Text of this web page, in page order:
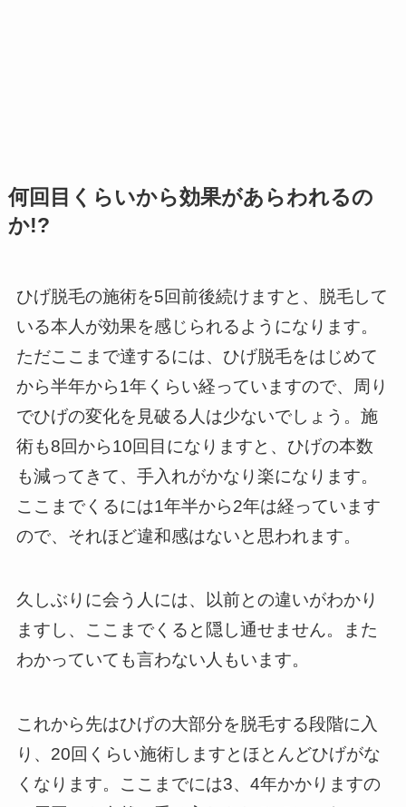
何回目くらいから効果があらわれるの
か!?
ひげ脱毛の施術を5回前後続けますと、脱毛して
いる本人が効果を感じられるようになります。
ただここまで達するには、ひげ脱毛をはじめて
から半年から1年くらい経っていますので、周り
でひげの変化を見破る人は少ないでしょう。施
術も8回から10回目になりますと、ひげの本数
も減ってきて、手入れがかなり楽になります。
ここまでくるには1年半から2年は経っています
ので、それほど違和感はないと思われます。
久しぶりに会う人には、以前との違いがわかり
ますし、ここまでくると隠し通せません。また
わかっていても言わない人もいます。
これから先はひげの大部分を脱毛する段階に入
り、20回くらい施術しますとほとんどひげがな
くなります。ここまでには3、4年かかりますの